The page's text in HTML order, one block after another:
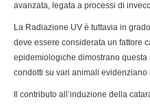
avanzata, legata a processi di
La Radiazione UV è tuttavia in
deve essere considerata un fattore
epidemiologiche dimostrano
condotti su vari animali evidenziano
Il contributo all’induzione della